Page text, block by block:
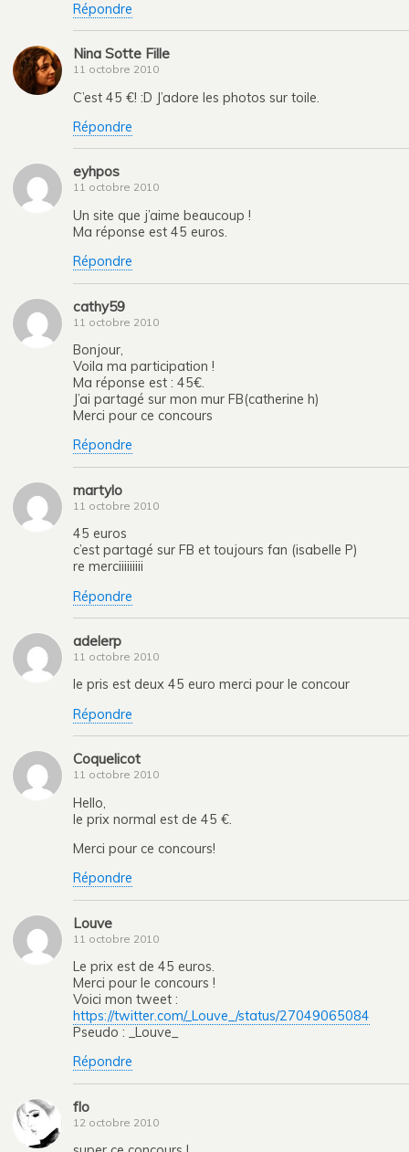
Répondre
Nina Sotte Fille
11 octobre 2010
C’est 45 €! :D J’adore les photos sur toile.
Répondre
eyhpos
11 octobre 2010
Un site que j’aime beaucoup !
Ma réponse est 45 euros.
Répondre
cathy59
11 octobre 2010
Bonjour,
Voila ma participation !
Ma réponse est : 45€.
J’ai partagé sur mon mur FB(catherine h)
Merci pour ce concours
Répondre
martylo
11 octobre 2010
45 euros
c’est partagé sur FB et toujours fan (isabelle P)
re merciiiiiiiii
Répondre
adelerp
11 octobre 2010
le pris est deux 45 euro merci pour le concour
Répondre
Coquelicot
11 octobre 2010
Hello,
le prix normal est de 45 €.
Merci pour ce concours!
Répondre
Louve
11 octobre 2010
Le prix est de 45 euros.
Merci pour le concours !
Voici mon tweet :
https://twitter.com/_Louve_/status/27049065084
Pseudo : _Louve_
Répondre
flo
12 octobre 2010